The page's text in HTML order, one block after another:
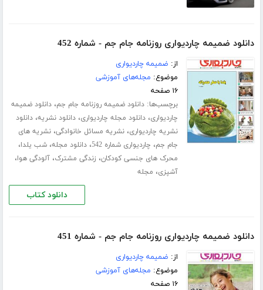
دانلود ضمیمه چاردیواری روزنامه جام جم - شماره 452
از: ضمیمه چاردیواری
موضوع: مجله‌های آموزشی
۱۶ صفحه
برچسب‌ها:دانلود ضمیمه روزنامه جام جم،دانلود ضمیمه
چاردیواری،دانلود مجله چاردیواری،دانلود نشریه،دانلود
نشریه چاردیواری،نشریه مسائل خانوادگی،نشریه های
جام جم، چاردیواری شماره 542 ،دانلود مجله،شب یلدا،
محرک های جنسی کودکان، زندگی مشترک،آلودگی هوا،
آشپزی، مجله
دانلود کتاب
دانلود ضمیمه چاردیواری روزنامه جام جم - شماره 451
از: ضمیمه چاردیواری
موضوع: مجله‌های آموزشی
۱۶ صفحه